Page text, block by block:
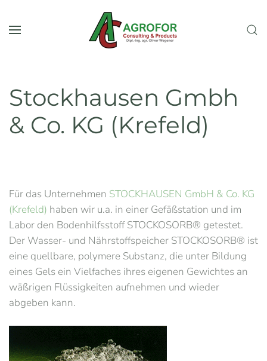
Zum Hauptinhalt springen
Stockhausen Gmbh
& Co. KG (Krefeld)
Für das Unternehmen STOCKHAUSEN GmbH & Co. KG
(Krefeld) haben wir u.a. in einer Gefäßstation und im
Labor den Bodenhilfsstoff STOCKOSORB® getestet.
Der Wasser- und Nährstoffspeicher STOCKOSORB® ist
eine quellbare, polymere Substanz, die unter Bildung
eines Gels ein Vielfaches ihres eigenen Gewichtes an
wäßrigen Flüssigkeiten aufnehmen und wieder
abgeben kann.